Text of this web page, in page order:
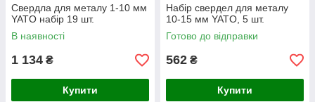
Свердла для металу 1-10 мм
YATO набір 19 шт.
В наявності
1 134 ₴
Купити
Набір свердел для металу
10-15 мм YATO, 5 шт.
Готово до відправки
562 ₴
Купити